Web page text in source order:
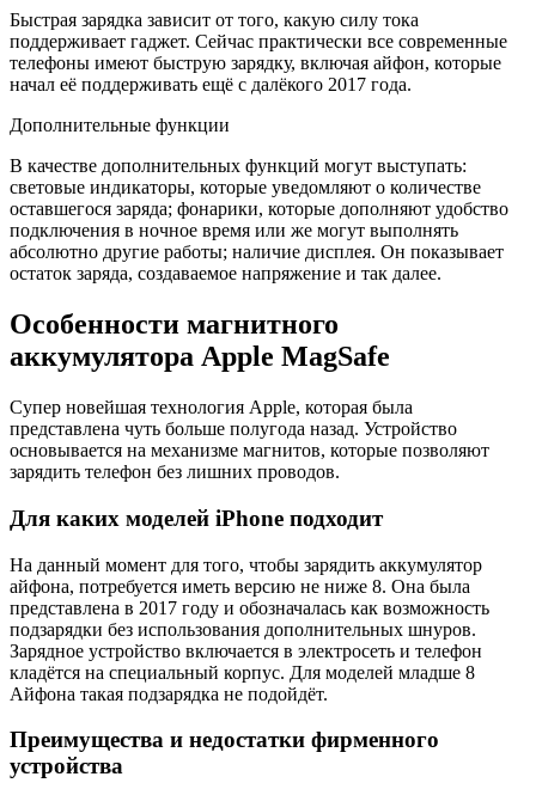
Быстрая зарядка зависит от того, какую силу тока
поддерживает гаджет. Сейчас практически все современные
телефоны имеют быструю зарядку, включая айфон, которые
начал её поддерживать ещё с далёкого 2017 года.
Дополнительные функции
В качестве дополнительных функций могут выступать:
световые индикаторы, которые уведомляют о количестве
оставшегося заряда; фонарики, которые дополняют удобство
подключения в ночное время или же могут выполнять
абсолютно другие работы; наличие дисплея. Он показывает
остаток заряда, создаваемое напряжение и так далее.
Особенности магнитного
аккумулятора Apple MagSafe
Супер новейшая технология Apple, которая была
представлена чуть больше полугода назад. Устройство
основывается на механизме магнитов, которые позволяют
зарядить телефон без лишних проводов.
Для каких моделей iPhone подходит
На данный момент для того, чтобы зарядить аккумулятор
айфона, потребуется иметь версию не ниже 8. Она была
представлена в 2017 году и обозначалась как возможность
подзарядки без использования дополнительных шнуров.
Зарядное устройство включается в электросеть и телефон
кладётся на специальный корпус. Для моделей младше 8
Айфона такая подзарядка не подойдёт.
Преимущества и недостатки фирменного
устройства